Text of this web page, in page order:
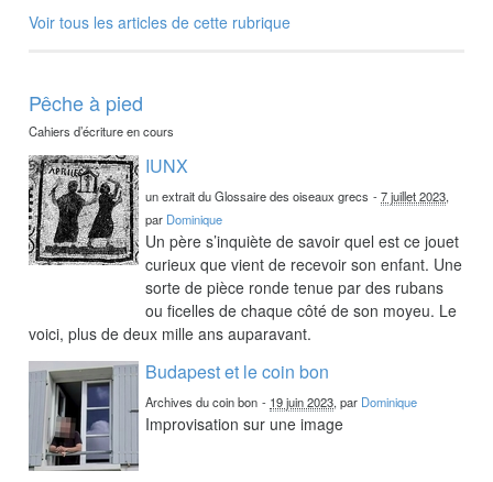
Voir tous les articles de cette rubrique
Pêche à pied
Cahiers d’écriture en cours
IUNX
un extrait du Glossaire des oiseaux grecs -7 juillet 2023,
par Dominique
Un père s’inquiète de savoir quel est ce jouet
curieux que vient de recevoir son enfant. Une
sorte de pièce ronde tenue par des rubans
ou ficelles de chaque côté de son moyeu. Le
voici, plus de deux mille ans auparavant.
Budapest et le coin bon
Archives du coin bon - 19 juin 2023, par Dominique
Improvisation sur une image